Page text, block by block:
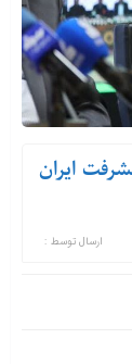
ایران
ارسال توسط :